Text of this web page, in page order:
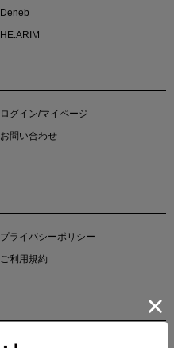
Deneb
HE:ARIM
ログイン/マイページ
お問い合わせ
プライバシーポリシー
ご利用規約